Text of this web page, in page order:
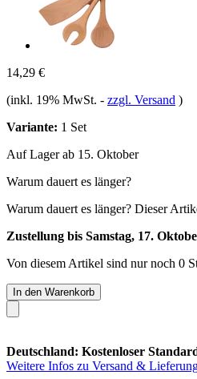
14,29 €
(inkl. 19% MwSt. - zzgl. Versand )
Variante: 1 Set
Auf Lager ab 15. Oktober
Warum dauert es länger?
Warum dauert es länger? Dieser
Zustellung bis Samstag, 17.
Von diesem Artikel sind nur noch 0
In den Warenkorb
Deutschland: Kostenloser
Weitere Infos zu Versand &